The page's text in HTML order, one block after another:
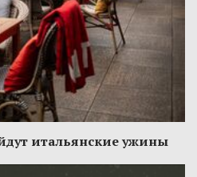
итальянские ужины